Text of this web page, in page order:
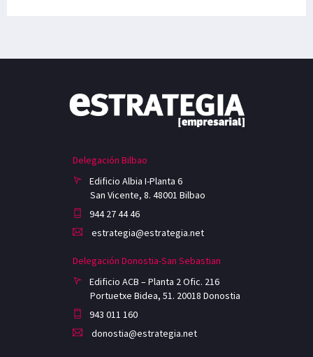
Delegación Bilbao
Edificio Albia I-Planta 6
San Vicente, 8. 48001 Bilbao
944 27 44 46
estrategia@estrategia.net
Delegación Donostia-San Sebastian
Edificio ACB – Planta 2 Ofic. 216
Portuetxe Bidea, 51. 20018 Donostia
943 011 160
donostia@estrategia.net